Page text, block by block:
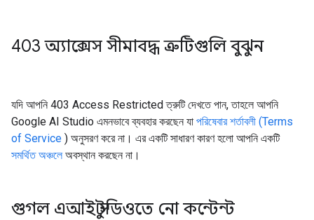
403 অ্যাক্সেস সীমাবদ্ধ ত্রুটিগুলি বুঝুন
যদি আপনি 403 Access Restricted ত্রুটি দেখতে পান, তাহলে আপনি
Google AI Studio এমনভাবে ব্যবহার করছেন যা পরিষেবার শর্তাবলী (Terms
of Service ) অনুসরণ করে না। এর একটি সাধারণ কারণ হলো আপনি একটি
সমর্থিত অঞ্চলেঅবস্থান করছেন না।
গুগল এআই স্টুডিওতে নো কন্টেন্ট